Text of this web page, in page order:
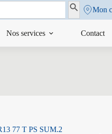
Search ButtonMon
Nos services Contact
77 T PS SUM.2